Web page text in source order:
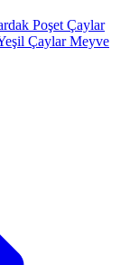
Poşet Çaylar
ÇaylarMeyve